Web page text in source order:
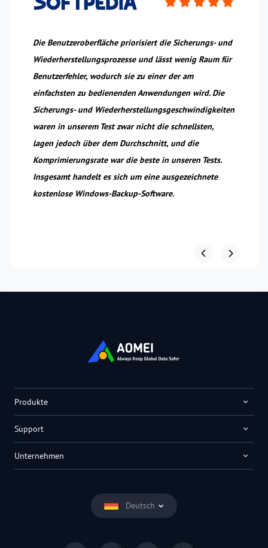
Die Benutzeroberfläche priorisiert die Sicherungs- und
Wiederherstellungsprozesse und lässt wenig Raum für
Benutzerfehler, wodurch sie zu einer der am
einfachsten zu bedienenden Anwendungen wird. Die
Sicherungs- und Wiederherstellungsgeschwindigkeiten
waren in unserem Test zwar nicht die schnellsten,
lagen jedoch über dem Durchschnitt, und die
Komprimierungsrate war die beste in unseren Tests.
Insgesamt handelt es sich um eine ausgezeichnete
kostenlose Windows-Backup-Software.
Deutsch
Produkte
Support
Unternehmen